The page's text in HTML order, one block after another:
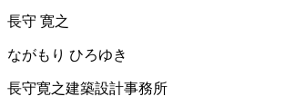
長守 寛之
ながもり ひろゆき
長守寛之建築設計事務所